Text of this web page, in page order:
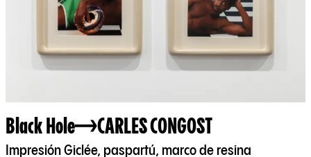
Black Hole CARLES CONGOST
Impresión Giclée, paspartú, marco de resina